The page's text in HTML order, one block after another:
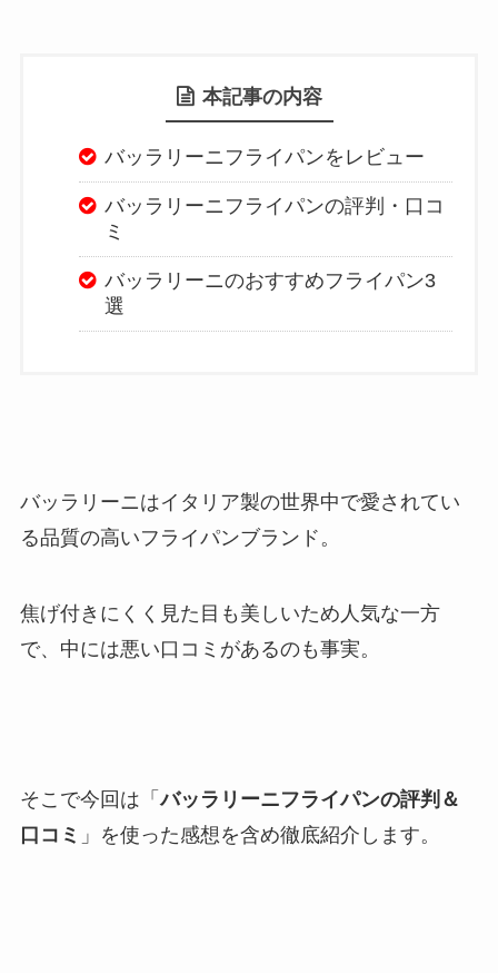
本記事の内容
バッラリーニフライパンをレビュー
バッラリーニフライパンの評判・口コ
ミ
バッラリーニのおすすめフライパン3
選
バッラリーニはイタリア製の世界中で愛されてい
る品質の高いフライパンブランド。
焦げ付きにくく見た目も美しいため人気な一方
で、中には悪い口コミがあるのも事実。
そこで今回は「バッラリーニフライパンの評判＆
口コミ 」を使った感想を含め徹底紹介します。